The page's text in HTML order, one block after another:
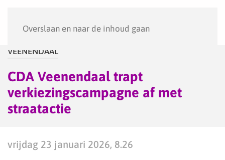
Overslaan en naar de inhoud gaan
VEENENDAAL
CDA Veenendaal trapt
verkiezingscampagne af met
straatactie
vrijdag 23 januari 2026, 8.26